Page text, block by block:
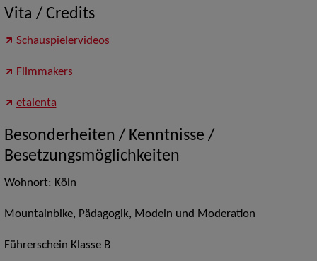
Vita / Credits
Schauspielervideos
Filmmakers
etalenta
Besonderheiten / Kenntnisse /
Besetzungsmöglichkeiten
Wohnort: Köln
Mountainbike, Pädagogik, Modeln und Moderation
Führerschein Klasse B